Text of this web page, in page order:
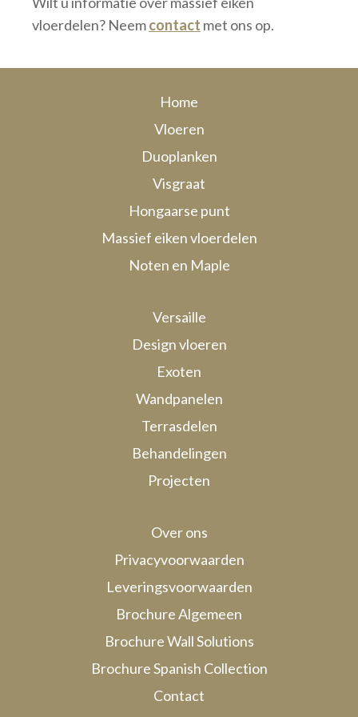
vloerdelen? Neemcontact met ons op.
Home
Vloeren
Duoplanken
Visgraat
Hongaarse punt
Massief eiken vloerdelen
Noten en Maple
Versaille
Design vloeren
Exoten
Wandpanelen
Terrasdelen
Behandelingen
Projecten
Over ons
Privacyvoorwaarden
Leveringsvoorwaarden
Brochure Algemeen
Brochure Wall Solutions
Brochure Spanish Collection
Contact